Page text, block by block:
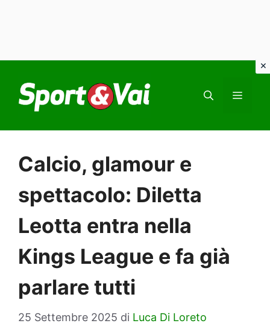
contenuto
Calcio, glamour e
spettacolo: Diletta
Leotta entra nella
Kings League e fa già
parlare tutti
25 Settembre 2025 di Luca Di Loreto